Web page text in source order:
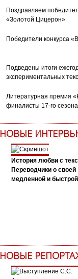
Поздравляем
«Золотой Цицерон»
Победители конкурса
Подведены итоги
экспериментальных
Литературная премия
финалисты 17-го сезона
НОВЫЕ
История любви с
Переводчики о своей
медленной и
НОВЫЕ